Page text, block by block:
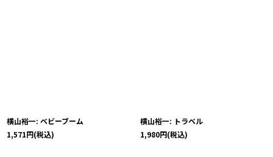
横山裕一: ベビーブーム
1,571円(税込)
横山裕一: トラベル
1,980円(税込)